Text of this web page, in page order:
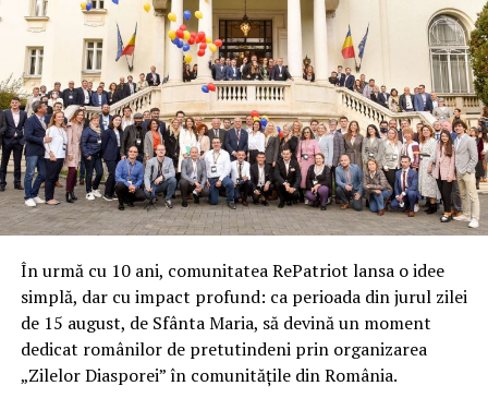
În urmă cu 10 ani, comunitatea RePatriot lansa o idee
simplă, dar cu impact profund: ca perioada din jurul zilei
de 15 august, de Sfânta Maria, să devină un moment
dedicat românilor de pretutindeni prin organizarea
„Zilelor Diasporei” în comunitățile din România.